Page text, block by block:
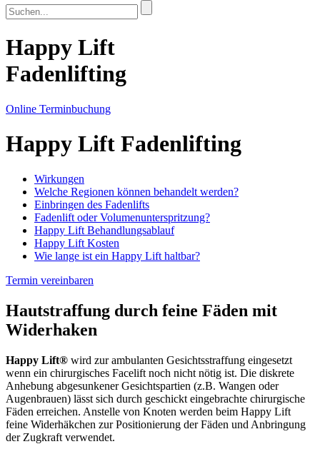
Happy Lift
Fadenlifting
Online Terminbuchung
Happy Lift Fadenlifting
Wirkungen
Welche Regionen können behandelt werden?
Einbringen des Fadenlifts
Fadenlift oder Volumenunterspritzung?
Happy Lift Behandlungsablauf
Happy Lift Kosten
Wie lange ist ein Happy Lift haltbar?
Termin vereinbaren
Hautstraffung durch feine Fäden mit
Widerhaken
Happy Lift® wird zur ambulanten Gesichtsstraffung eingesetzt
wenn ein chirurgisches Facelift noch nicht nötig ist. Die diskrete
Anhebung abgesunkener Gesichtspartien (z.B. Wangen oder
Augenbrauen) lässt sich durch geschickt eingebrachte chirurgische
Fäden erreichen. Anstelle von Knoten werden beim Happy Lift
feine Widerhäkchen zur Positionierung der Fäden und Anbringung
der Zugkraft verwendet.